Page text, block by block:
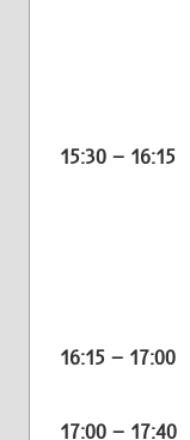
15:30 – 16:15
16:15 – 17:00
17:00 – 17:40